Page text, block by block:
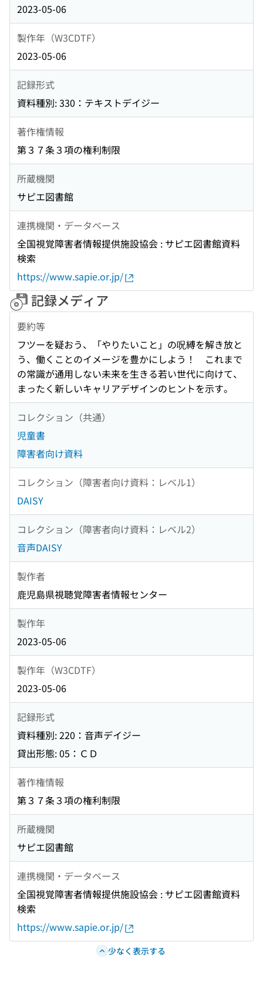
2023-05-06
製作年（W3CDTF）
2023-05-06
記録形式
資料種別: 330：テキストデイジー
著作権情報
第３７条３項の権利制限
所蔵機関
サピエ図書館
連携機関・データベース
全国視覚障害者情報提供施設協会 : サピエ図書館資料
検索
https://www.sapie.or.jp/
記録メディア
要約等
フツーを疑おう、「やりたいこと」の呪縛を解き放と
う、働くことのイメージを豊かにしよう！ これまで
の常識が通用しない未来を生きる若い世代に向けて、
まったく新しいキャリアデザインのヒントを示す。
コレクション（共通）
児童書
障害者向け資料
コレクション（障害者向け資料：レベル1）
DAISY
コレクション（障害者向け資料：レベル2）
音声DAISY
製作者
鹿児島県視聴覚障害者情報センター
製作年
2023-05-06
製作年（W3CDTF）
2023-05-06
記録形式
資料種別: 220：音声デイジー
貸出形態: 05：ＣＤ
著作権情報
第３７条３項の権利制限
所蔵機関
サピエ図書館
連携機関・データベース
全国視覚障害者情報提供施設協会 : サピエ図書館資料
検索
https://www.sapie.or.jp/
少なく表示する